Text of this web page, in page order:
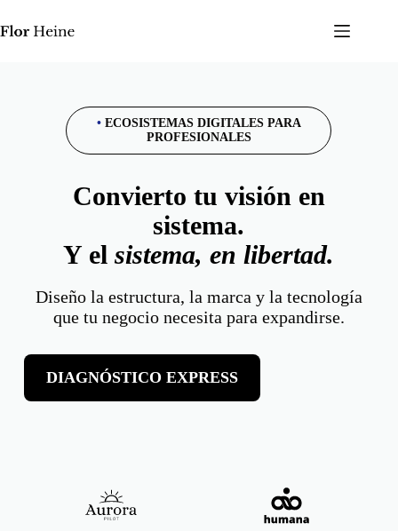
• ECOSISTEMAS DIGITALES PARA
PROFESIONALES
Convierto tu visión en
sistema.
Y elsistema, en libertad.
Diseño la estructura, la marca y la tecnología
que tu negocio necesita para expandirse.
DIAGNÓSTICO EXPRESS